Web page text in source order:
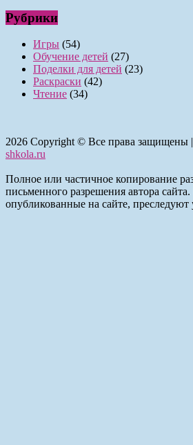
Рубрики
Игры (54)
Обучение детей (27)
Поделки для детей (23)
Раскраски (42)
Чтение (34)
2026 Copyright © Все права защищены |
shkola.ru
Полное или частичное копирование
письменного разрешения автора
опубликованные на сайте, преследуют